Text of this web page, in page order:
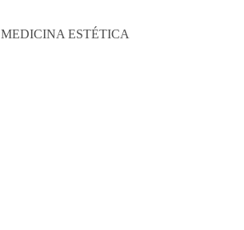
MEDICINA ESTÉTICA